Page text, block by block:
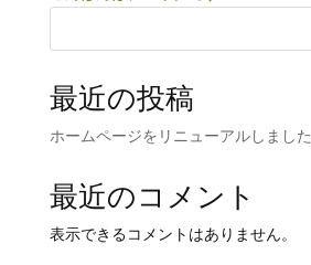
最近の投稿
ホームページをリニューアルしました
最近のコメント
表示できるコメントはありません。